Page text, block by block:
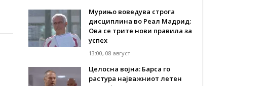
Мурињо воведува строга
дисциплина во Реал Мадрид:
Ова се трите нови правила за
успех
13:00, 08 август
Целосна војна: Барса го
растура најважниот летен